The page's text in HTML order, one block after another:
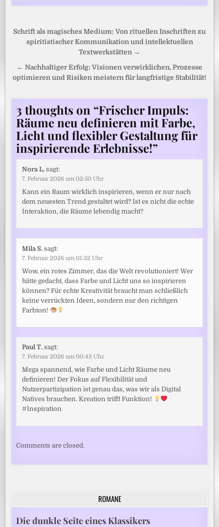
Beitragsnavigation
Schrift als magisches Medium: Von rituellen Inschriften zu
spiritistischer Kommunikation und intellektuellen
Textwerkstätten →
← Nachhaltiger Erfolg: Visionen verwirklichen, Prozesse
optimieren und Risiken meistern für langfristige Stabilität!
3 thoughts on “Frischer Impuls:
Räume neu definieren mit Farbe,
Licht und flexibler Gestaltung für
inspirierende Erlebnisse!”
Nora L. sagt:
7. Februar 2026 um 02:50 Uhr
Kann ein Raum wirklich inspirieren, wenn er nur nach
dem neuesten Trend gestaltet wird? Ist es nicht die echte
Interaktion, die Räume lebendig macht?
Mila S. sagt:
7. Februar 2026 um 01:32 Uhr
Wow, ein rotes Zimmer, das die Welt revolutioniert! Wer
hätte gedacht, dass Farbe und Licht uns so inspirieren
können? Für echte Kreativität braucht man schließlich
keine verrückten Ideen, sondern nur den richtigen
Farbton!
Paul T. sagt:
7. Februar 2026 um 00:43 Uhr
Mega spannend, wie Farbe und Licht Räume neu
definieren! Der Fokus auf Flexibilität und
Nutzerpartizipation ist genau das, was wir als Digital
Natives brauchen. Kreation trifft Funktion!
#Inspiration
Comments are closed.
ROMANE
Die dunkle Seite eines Klassikers